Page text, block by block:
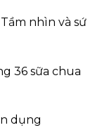
Tầm nhìn và sứ
36 sữa chua
dụng